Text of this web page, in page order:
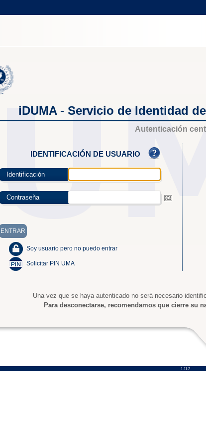
iDUMA - Servicio de Identidad
Autenticación
IDENTIFICACIÓN DE USUARIO
Identificación
Contraseña
Soy usuario pero no puedo entrar
Solicitar PIN UMA
Una vez que se haya autenticado no será necesario
Para desconectarse, recomendamos que cierre su
1.11.2